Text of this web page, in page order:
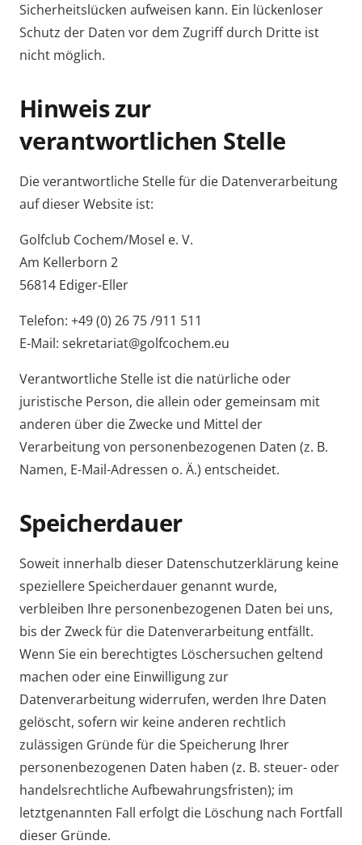
Sicherheitslücken aufweisen kann. Ein lückenloser
Schutz der Daten vor dem Zugriff durch Dritte ist
nicht möglich.
Hinweis zur
verantwortlichen Stelle
Die verantwortliche Stelle für die Datenverarbeitung
auf dieser Website ist:
Golfclub Cochem/Mosel e. V.
Am Kellerborn 2
56814 Ediger-Eller
Telefon: +49 (0) 26 75 /911 511
E-Mail: sekretariat@golfcochem.eu
Verantwortliche Stelle ist die natürliche oder
juristische Person, die allein oder gemeinsam mit
anderen über die Zwecke und Mittel der
Verarbeitung von personenbezogenen Daten (z. B.
Namen, E-Mail-Adressen o. Ä.) entscheidet.
Speicherdauer
Soweit innerhalb dieser Datenschutzerklärung keine
speziellere Speicherdauer genannt wurde,
verbleiben Ihre personenbezogenen Daten bei uns,
bis der Zweck für die Datenverarbeitung entfällt.
Wenn Sie ein berechtigtes Löschersuchen geltend
machen oder eine Einwilligung zur
Datenverarbeitung widerrufen, werden Ihre Daten
gelöscht, sofern wir keine anderen rechtlich
zulässigen Gründe für die Speicherung Ihrer
personenbezogenen Daten haben (z. B. steuer- oder
handelsrechtliche Aufbewahrungsfristen); im
letztgenannten Fall erfolgt die Löschung nach Fortfall
dieser Gründe.